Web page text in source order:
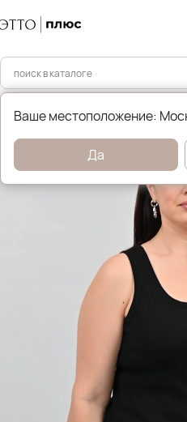
Главная Футболки, майки и топы
Ваше местоположение:
Да